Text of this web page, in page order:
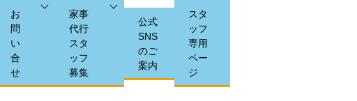
お
問
い
合
せ
家事
代行
スタ
ッフ
募集
公式
SNS
のご
案内
スタ
ッフ
専用
ペー
ジ